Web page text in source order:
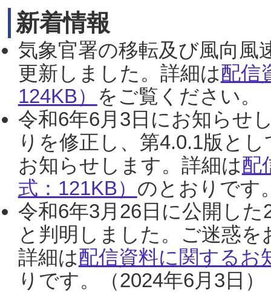
新着情報
気象官署の移転及び風向風
更新しました。詳細は配信
124KB） をご覧ください。
令和6年6月3日にお知らせ
りを修正し、第4.0.1版と
お知らせします。詳細は配
式：121KB） のとおりです
令和6年3月26日に公開し
と判明しました。ご迷惑
詳細は配信資料に関するお
りです。（2024年6月3日）